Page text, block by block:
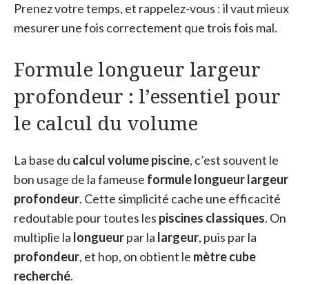
Prenez votre temps, et rappelez-vous : il vaut mieux
mesurer une fois correctement que trois fois mal.
Formule longueur largeur
profondeur : l’essentiel pour
le calcul du volume
La base du calcul volume piscine, c’est souvent le
bon usage de la fameuse formule longueur largeur
profondeur. Cette simplicité cache une efficacité
redoutable pour toutes les piscines classiques. On
multiplie la longueurpar la largeur, puis par la
profondeur, et hop, on obtient le mètre cube
recherché.